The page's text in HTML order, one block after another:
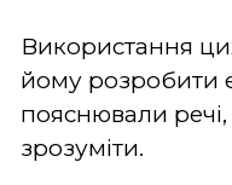
Використання
йому розробити
пояснювали речі,
зрозуміти.